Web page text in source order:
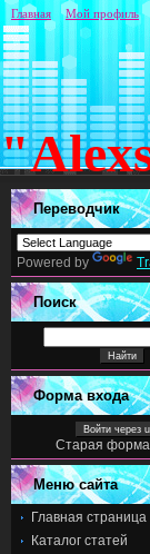
Главная Мой профиль
Переводчик
Powered by
Поиск
Форма входа
Войти через
Старая форма
Меню сайта
Главная страница
Каталог статей